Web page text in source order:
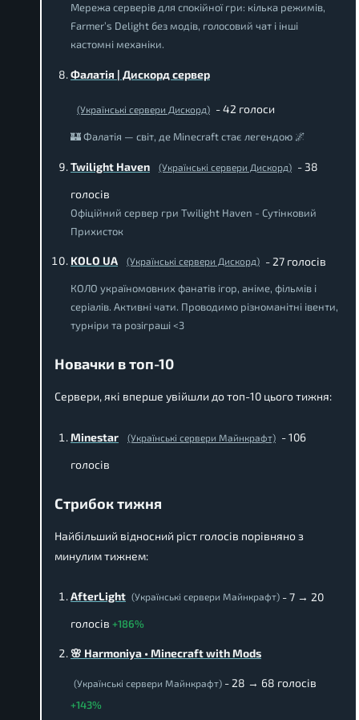
Мережа серверів для спокійної гри: кілька режимів,
Farmer’s Delight без модів, голосовий чат і інші
кастомні механіки.
Фалатія | Дискорд сервер
(Українські сервери Дискорд) - 42 голоси
🏰 Фалатія — світ, де Minecraft стає легендою 🌌
Twilight Haven (Українські сервери Дискорд) - 38
голосів
Офіційний сервер гри Twilight Haven - Сутінковий
Прихисток
KOLO UA (Українські сервери Дискорд) - 27 голосів
КОЛО україномовних фанатів ігор, аніме, фільмів і
серіалів. Активні чати. Проводимо різноманітні івенти,
турніри та розіграші <3
Новачки в топ-10
Сервери, які вперше увійшли до топ-10 цього тижня:
Minestar (Українські сервери Майнкрафт) - 106
голосів
Стрибок тижня
Найбільший відносний ріст голосів порівняно з
минулим тижнем:
AfterLight (Українські сервери Майнкрафт) - 7 → 20
голосів +186%
🌸 Harmoniya • Minecraft with Mods
(Українські сервери Майнкрафт) - 28 → 68 голосів
+143%